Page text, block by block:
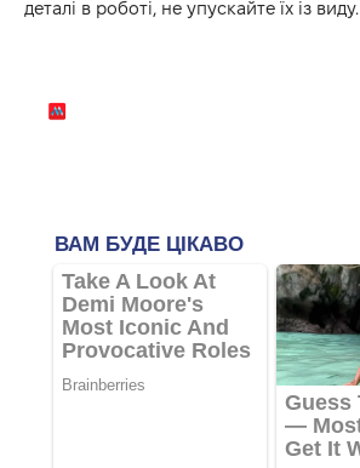
деталі в роботі, не упускайте їх із виду.